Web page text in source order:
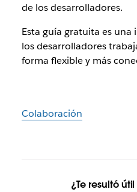
de los desarrolladores.
Esta guía gratuita es
los desarrolladores
forma flexible y más
Colaboración
¿Te resultó